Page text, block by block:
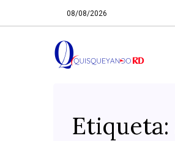
08/08/2026
Etiqueta: